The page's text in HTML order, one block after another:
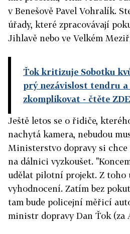
v Benešově Pavel Vohralík.
úřady, které zpracovávají
Jihlavě nebo ve Velkém
Ťok kritizuje Sobotku
prý nezávislost tendru a
zkomplikovat - čtěte ZDE
Ještě letos se o řidiče,
nachytá kamera, nebudou
Ministerstvo dopravy si
na dálnici vyzkoušet.
udělat pilotní projekt. Z toho
vyhodnocení. Zatím bez
tam bude policejní měřicí
ministr dopravy Dan Ťok (za